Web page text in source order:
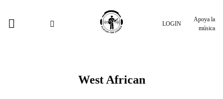
LOGIN
Apoya la
música
West African